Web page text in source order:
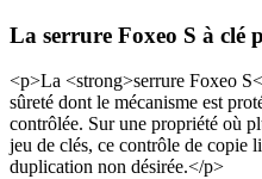
La serrure Foxeo S à clé
<p>La <strong>serrure Foxeo
sûreté dont le mécanisme est
contrôlée. Sur une propriété où
jeu de clés, ce contrôle de copie
duplication non désirée.</p>